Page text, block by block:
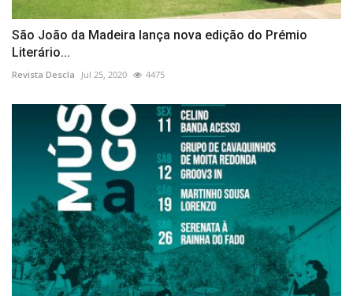
São João da Madeira lança nova edição do Prémio
Literário...
Revista Descla Jul 25, 2020 4475